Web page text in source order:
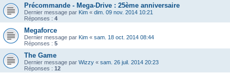
Précommande - Mega-Drive : 25ème anniversaire
Dernier message par Kim « dim. 09 nov. 2014 10:21
Réponses : 4
Megaforce
Dernier message par Kim « sam. 18 oct. 2014 08:44
Réponses : 5
The Game
Dernier message par Wizzy « sam. 26 juil. 2014 20:23
Réponses : 12